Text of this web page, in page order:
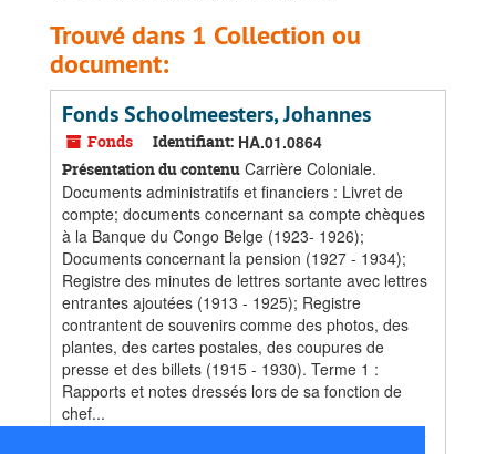
Trouvé dans 1 Collection ou
document:
Fonds Schoolmeesters, Johannes
Fonds Identifiant: HA.01.0864
Présentation du contenu Carrière Coloniale.
Documents administratifs et financiers : Livret de
compte; documents concernant sa compte chèques
à la Banque du Congo Belge (1923- 1926);
Documents concernant la pension (1927 - 1934);
Registre des minutes de lettres sortante avec lettres
entrantes ajoutées (1913 - 1925); Registre
contrantent de souvenirs comme des photos, des
plantes, des cartes postales, des coupures de
presse et des billets (1915 - 1930). Terme 1 :
Rapports et notes dressés lors de sa fonction de
chef...
Majeure partie des documents trouvés entre